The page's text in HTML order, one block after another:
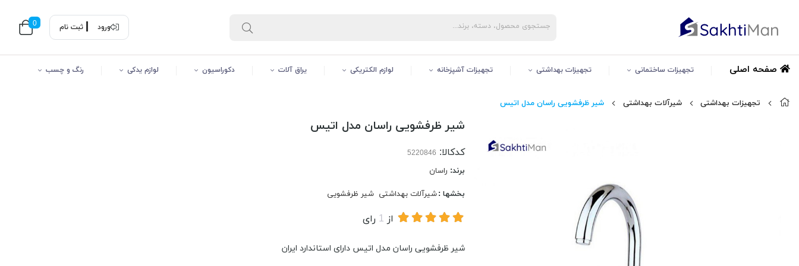
ورود ثبت نام 0
صفحه اصلی تجهیزات ساختمانی تجهیزات بهداشتی تجهیزات آشپزخانه لوازم الکتریکی یراق آلات دکوراسیون لوازم یدکی رنگ و چسب
تجهیزات بهداشتی شیرآلات بهداشتی شیر ظرفشویی راسان مدل اتیس
شیر ظرفشویی راسان مدل اتیس
کدکالا:
برند: راسان
بخشها :شیرآلات بهداشتی شیر ظرفشویی
از 1 رای
شیر ظرفشویی راسان مدل اتیس دارای استاندارد ایران